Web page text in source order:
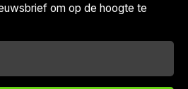
om op de hoogte te